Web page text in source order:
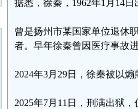
据悉，徐秦，1962年1月14
曾是扬州市某国家单位退休
者。早年徐秦曾因医疗事故
2024年3月29日，徐秦被以
2025年7月11日，刑满出狱